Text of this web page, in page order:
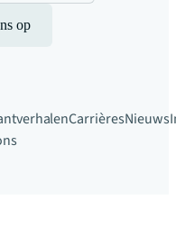
op
CarrièresNieuws